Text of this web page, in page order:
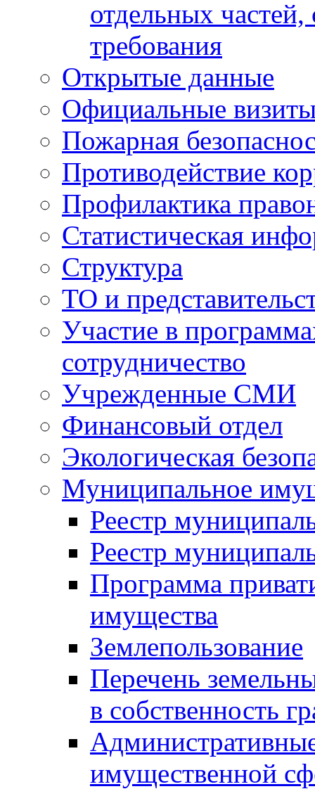
отдельных
требования
Открытые данные
Официальные
Пожарная
Противодействие
Профилактика
Статистическая
Структура
ТО и
Участие в
сотрудничество
Учрежденные СМИ
Финансовый отдел
Экологическая
Муниципальное
Реестр
Реестр
Программа
имущества
Землепользование
Перечень
в собственность
имущественной